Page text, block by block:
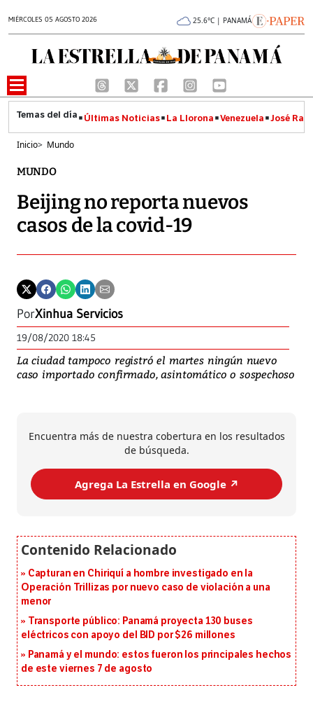
MIÉRCOLES 05 AGOSTO 2026 25.6°C | PANAMÁ
Últimas Noticias La Llorona Venezuela José
Inicio> Mundo
MUNDO
Beijing no reporta nuevos
casos de la covid-19
PorXinhua Servicios
19/08/2020 18:45
La ciudad tampoco registró el martes ningún nuevo
caso importado confirmado, asintomático o sospechoso
Encuentra más de nuestra cobertura en los resultados
de búsqueda.
Agrega La Estrella en Google ↗️
Capturan en Chiriquí a hombre investigado en la
Operación Trillizas por nuevo caso de violación a una
menor
Transporte público: Panamá proyecta 130 buses
eléctricos con apoyo del BID por $26 millones
Panamá y el mundo: estos fueron los principales hechos
de este viernes 7 de agosto